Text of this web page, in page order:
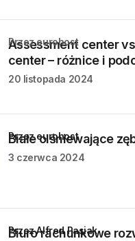
Assessment center vs Develoment
center – różnice i
przez eurohost
20 listopada 2024
Białe olśniewające
przez eurohost
3 czerwca 2024
Biuro rachunkowe
przez Alfred Pasiak